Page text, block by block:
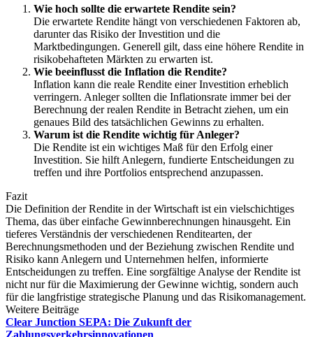
Wie hoch sollte die erwartete Rendite sein?
Die erwartete Rendite hängt von verschiedenen Faktoren ab,
darunter das Risiko der Investition und die
Marktbedingungen. Generell gilt, dass eine höhere Rendite in
risikobehafteten Märkten zu erwarten ist.
Wie beeinflusst die Inflation die Rendite?
Inflation kann die reale Rendite einer Investition erheblich
verringern. Anleger sollten die Inflationsrate immer bei der
Berechnung der realen Rendite in Betracht ziehen, um ein
genaues Bild des tatsächlichen Gewinns zu erhalten.
Warum ist die Rendite wichtig für Anleger?
Die Rendite ist ein wichtiges Maß für den Erfolg einer
Investition. Sie hilft Anlegern, fundierte Entscheidungen zu
treffen und ihre Portfolios entsprechend anzupassen.
Fazit
Die Definition der Rendite in der Wirtschaft ist ein vielschichtiges
Thema, das über einfache Gewinnberechnungen hinausgeht. Ein
tieferes Verständnis der verschiedenen Renditearten, der
Berechnungsmethoden und der Beziehung zwischen Rendite und
Risiko kann Anlegern und Unternehmen helfen, informierte
Entscheidungen zu treffen. Eine sorgfältige Analyse der Rendite ist
nicht nur für die Maximierung der Gewinne wichtig, sondern auch
für die langfristige strategische Planung und das Risikomanagement.
Weitere Beiträge
Clear Junction SEPA: Die Zukunft der
Zahlungsverkehrsinnovationen